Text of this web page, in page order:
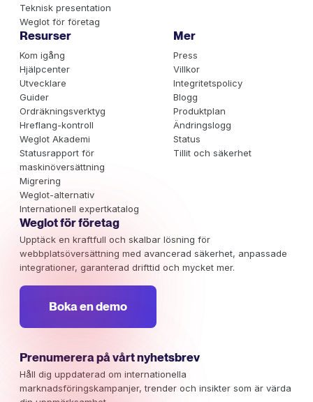
Teknisk presentation
Weglot för företag
Resurser
Kom igång
Hjälpcenter
Utvecklare
Guider
Ordräkningsverktyg
Hreflang-kontroll
Weglot Akademi
Statusrapport för
maskinöversättning
Migrering
Weglot-alternativ
Internationell expertkatalog
Mer
Press
Villkor
Integritetspolicy
Blogg
Produktplan
Ändringslogg
Status
Tillit och säkerhet
Weglot för företag
Upptäck en kraftfull och skalbar lösning för
webbplatsöversättning med avancerad säkerhet, anpassade
integrationer, garanterad drifttid och mycket mer.
Boka en demo
Prenumerera på vårt nyhetsbrev
Håll dig uppdaterad om internationella
marknadsföringskampanjer, trender och insikter som är värda